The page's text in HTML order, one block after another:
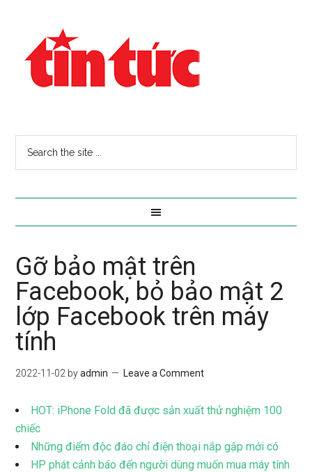
Gỡ bảo mật trên
Facebook, bỏ bảo mật 2
lớp Facebook trên máy
tính
2022-11-02 byadmin Leave a Comment
HOT: iPhone Fold đã được sản xuất thử nghiệm 100
chiếc
Những điểm độc đáo chỉ điện thoại nắp gập mới có
HP phát cảnh báo đến người dùng muốn mua máy tính